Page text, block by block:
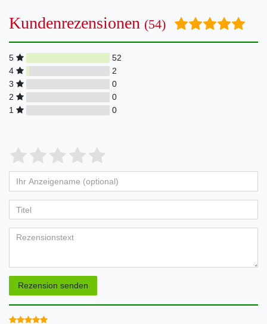
Kundenrezensionen (54)
5
52
4
2
3
0
2
0
1
0
Bewertungssterne
von
5
Bewertungssternen
4
von
5
Bewertungssternen
3
von
5
Bewertungssternen
2
von
5
Bewertungssternen
1
von
5
Bewertungssternen
Anzeigename
(optional)
Rezension senden